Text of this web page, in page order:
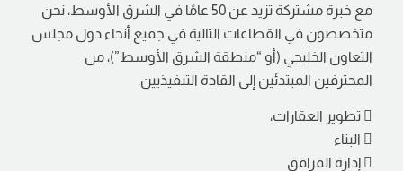
مع خبرة مشتركة تزيد عن 50 عامًا في الشرق الأوسط، نحن
متخصصون في القطاعات التالية في جميع أنحاء دول مجلس
التعاون الخليجي (أو “منطقة الشرق الأوسط”)، من
المحترفين المبتدئين إلى القادة التنفيذيين.
 تطوير العقارات،
 البناء
 إدارة المرافق